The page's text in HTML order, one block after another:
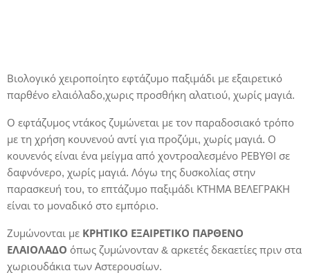
Βιολογικό χειροποίητο εφτάζυμο παξιμάδι με εξαιρετικό
παρθένο ελαιόλαδο,χωρις προσθήκη αλατιού, χωρίς μαγιά.
Ο εφτάζυμος ντάκος ζυμώνεται με τον παραδοσιακό τρόπο
με τη χρήση κουνενού αντί για προζύμι, χωρίς μαγιά. Ο
κουνενός είναι ένα μείγμα από χοντροαλεσμένο ΡΕΒΥΘΙ σε
δαφνόνερο, χωρίς μαγιά. Λόγω της δυσκολίας στην
παρασκευή του, το επτάζυμο παξιμάδι ΚΤΗΜΑ ΒΕΛΕΓΡΑΚΗ
είναι το μοναδικό στο εμπόριο.
Ζυμώνονται με ΚΡΗΤΙΚΟ ΕΞΑΙΡΕΤΙΚΟ ΠΑΡΘΕΝΟ
ΕΛΑΙΟΛΑΔΟ όπως ζυμώνονταν & αρκετές δεκαετίες πριν στα
χωριουδάκια των Αστερουσίων.